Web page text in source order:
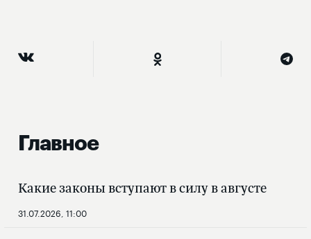
Главное
Какие законы вступают в силу в августе
31.07.2026, 11:00